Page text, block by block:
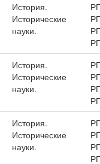
История.
Исторические
науки.
История.
Исторические
науки.
История.
Исторические
науки.